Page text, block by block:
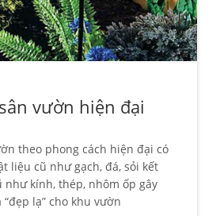
vườn hiện đại
theo phong cách hiện đại có
liệu cũ như gạch, đá, sỏi kết
như kính, thép, nhôm ốp gây
lạ” cho khu vườn